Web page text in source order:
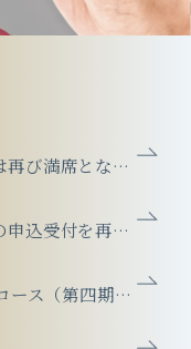
となりました。
再開しました。
満席となりました。